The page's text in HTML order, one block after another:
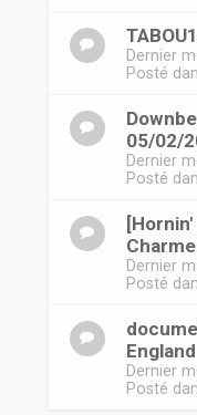
Dernier
Posté
05/02/
Dernier
Posté
Dernier
Posté
England
Dernier
Posté